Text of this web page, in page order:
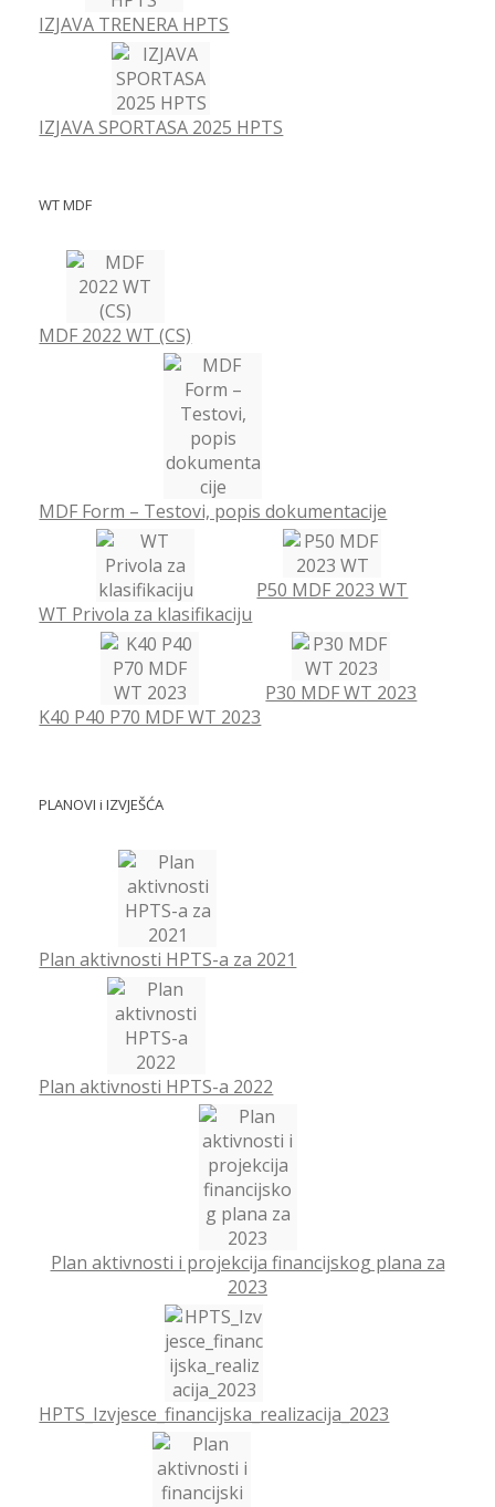
IZJAVA TRENERA HPTS
IZJAVA SPORTASA 2025 HPTS
WT MDF
MDF 2022 WT (CS)
MDF Form – Testovi, popis dokumentacije
WT Privola za klasifikaciju
P50 MDF 2023 WT
K40 P40 P70 MDF WT 2023
P30 MDF WT 2023
PLANOVI i IZVJEŠĆA
Plan aktivnosti HPTS-a za 2021
Plan aktivnosti HPTS-a 2022
Plan aktivnosti i projekcija financijskog plana za
2023
HPTS_Izvjesce_financijska_realizacija_2023